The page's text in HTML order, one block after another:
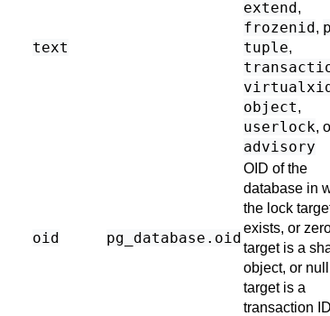
text
extend,
frozenid,
tuple,
object,
userlock,
advisory
oid pg_database .oid
OID of the
database in
the lock
exists, or
target is a
object, or
target is a
transaction ID